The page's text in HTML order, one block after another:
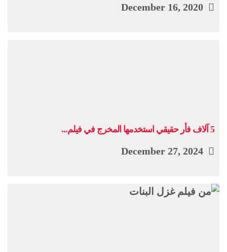
5 آلاف فأر حقيقي استخدمها المخرج في فيلم...